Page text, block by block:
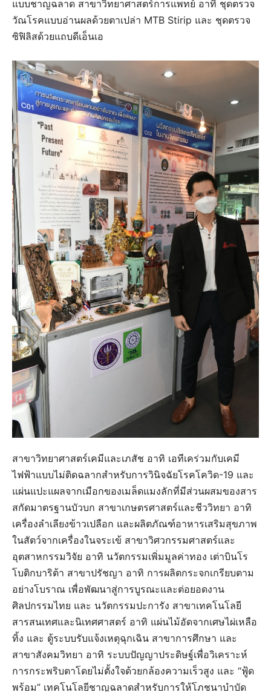
แบบชาญฉลาด สาขาวิทยาศาสตร์การแพทย์ อาทิ ชุดตรวจ
วัณโรคแบบอ่านผลด้วยตาเปล่า MTB Stirip และ ชุดตรวจ
ซิฟิลิสด้วยแถบดีเอ็นเอ
สาขาวิทยาศาสตร์เคมีและเภสัช อาทิ เอทีเคร่วมกับเคมี
ไฟฟ้าแบบไม่ติดฉลากสำหรับการวินิจฉัยโรคโควิด-19 และ
แผ่นแปะแผลจากเมือกของเมล็ดแมงลักที่มีส่วนผสมของสาร
สกัดมาตรฐานบัวบก สาขาเกษตรศาสตร์และชีววิทยา อาทิ
เครื่องลำเลียงข้าวเปลือก และผลิตภัณฑ์อาหารเสริมสุขภาพ
ในสัตว์จากเครื่องในจระเข้ สาขาวิศวกรรมศาสตร์และ
อุตสาหกรรมวิจัย อาทิ นวัตกรรมเพิ่มมูลค่าทอง เต่าบินโร
โบติกบาริต้า สาขาปรัชญา อาทิ การผลิตกระจกเกรียบตาม
อย่างโบราณ เพื่อพัฒนาสู่การบูรณะและต่อยอดงาน
ศิลปกรรมไทย และ นวัตกรรมปะการัง สาขาเทคโนโลยี
สารสนเทศและนิเทศศาสตร์ อาทิ แผ่นไม้อัดจากเศษไผ่เหลือ
ทิ้ง และ ตู้ระบบรับแจ้งเหตุฉุกเฉิน สาขาการศึกษา และ
สาขาสังคมวิทยา อาทิ ระบบปัญญาประดิษฐ์เพื่อวิเคราะห์
การกระพริบตาโดยไม่ตั้งใจด้วยกล้องความเร็วสูง และ “ฟู้ด
พร้อม” เทคโนโลยีชาญฉลาดสำหรับการให้โภชนาบำบัด